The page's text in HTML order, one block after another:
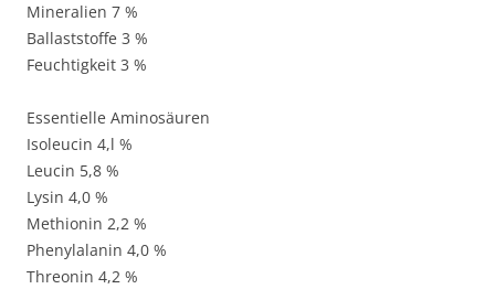
Mineralien 7 %
Ballaststoffe 3 %
Feuchtigkeit 3 %
Essentielle Aminosäuren
Isoleucin 4,l %
Leucin 5,8 %
Lysin 4,0 %
Methionin 2,2 %
Phenylalanin 4,0 %
Threonin 4,2 %